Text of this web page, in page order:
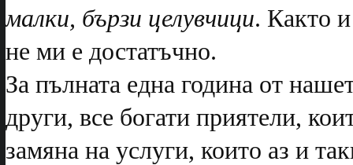
малки, бързи целувчици. Както
не ми е достатъчно.
За пълната една година от
други, все богати приятели,
замяна на услуги, които аз и